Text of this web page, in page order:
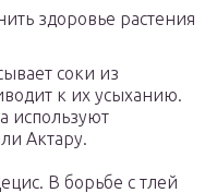
здоровье растения
соки из
к их усыханию.
используют
Актару.
В борьбе с тлей